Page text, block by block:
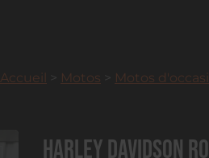
Accueil > Motos > Motos
Harley Davidson